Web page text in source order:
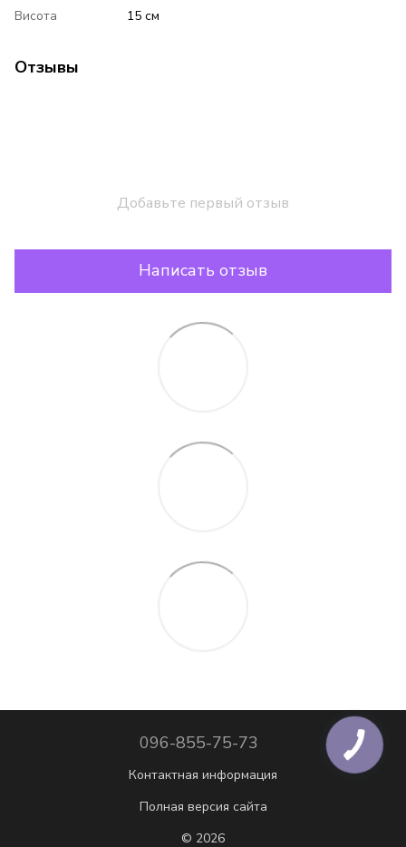
Висота
15 см
Отзывы
Добавьте первый отзыв
Написать отзыв
096-855-75-73
Контактная информация
Полная версия сайта
© 2026